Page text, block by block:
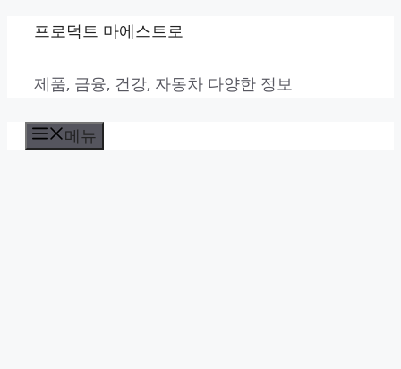
프로덕트 마에스트로
제품, 금융, 건강, 자동차 다양한 정보
메뉴